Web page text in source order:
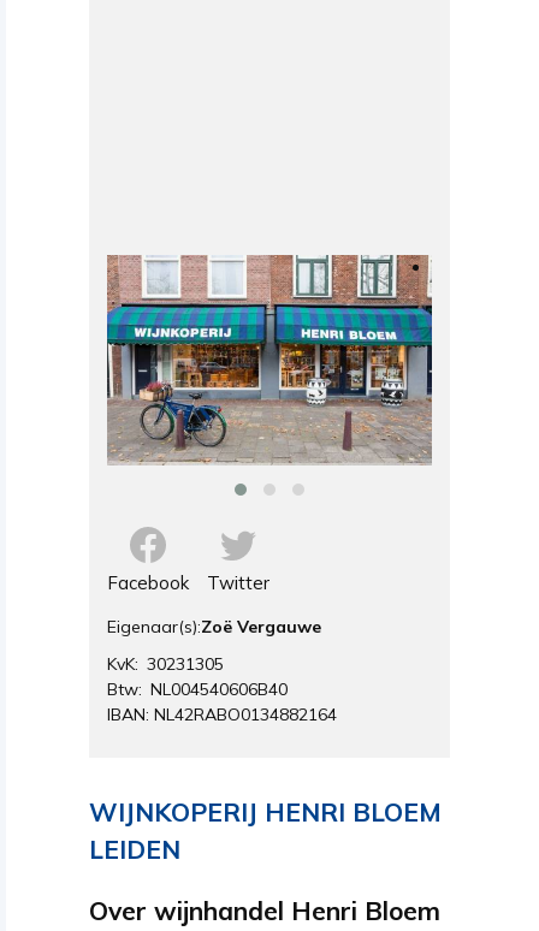
WIJNKOPERIJ HENRI BLOEM
LEIDEN
Over wijnhandel Henri Bloem
Facebook Twitter
Eigenaar(s):Zoë Vergauwe
KvK: 30231305
Btw: NL004540606B40
IBAN: NL42RABO0134882164